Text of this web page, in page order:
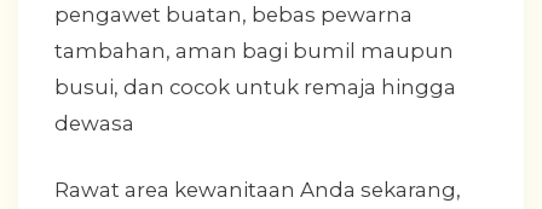
pengawet buatan, bebas pewarna
tambahan, aman bagi bumil maupun
busui, dan cocok untuk remaja hingga
dewasa
Rawat area kewanitaan Anda sekarang,